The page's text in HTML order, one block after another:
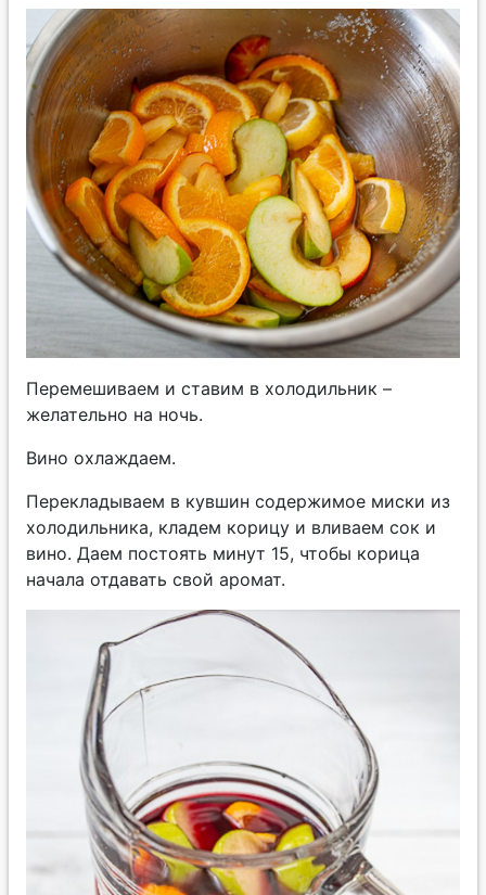
Перемешиваем и ставим в холодильник –
желательно на ночь.
Вино охлаждаем.
Перекладываем в кувшин содержимое миски из
холодильника, кладем корицу и вливаем сок и
вино. Даем постоять минут 15, чтобы корица
начала отдавать свой аромат.